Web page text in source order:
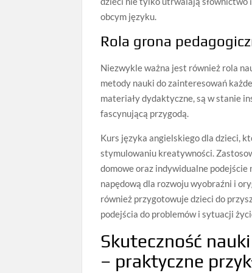
obcym języku.
Rola grona
Niezwykle ważna jest również rola
metody nauki do zainteresowań
materiały dydaktyczne, są w stanie
fascynującą przygodą.
Kurs języka angielskiego dla dzieci,
stymulowaniu kreatywności.
domowe oraz indywidualne podejście
napędową dla rozwoju wyobraźni i
również przygotowuje dzieci do
podejścia do problemów i sytuacji
Skuteczność
– praktyczne